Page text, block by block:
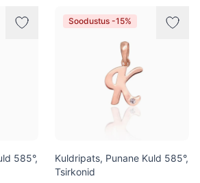
585°,
Soodustus -15%
Kuldripats, Punane Kuld 585°,
Tsirkonid